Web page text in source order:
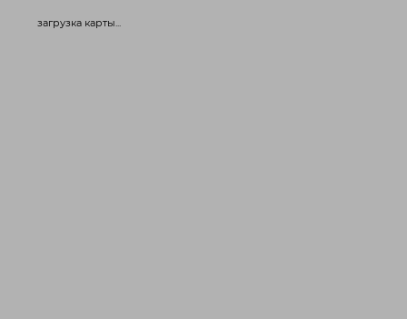
загрузка карты...